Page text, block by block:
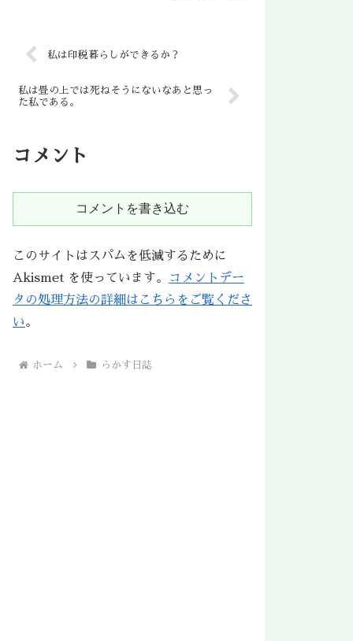
私は印税暮らしができるか？
私は畳の上では死ねそうにないなあと思っ
た私である。
コメント
コメントを書き込む
このサイトはスパムを低減するために
Akismet を使っています。
コメントデー
タの処理方法の詳細はこちらをご覧くださ
い。
ホーム らかす日誌